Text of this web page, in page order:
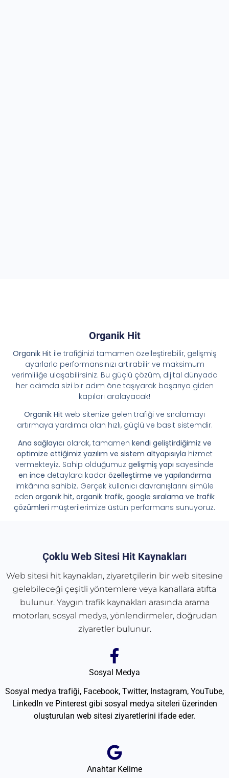
Organik Hit
Organik Hit ile trafiğinizi tamamen özelleştirebilir, gelişmiş
ayarlarla performansınızı artırabilir ve maksimum
verimliliğe ulaşabilirsiniz. Bu güçlü çözüm, dijital dünyada
her adımda sizi bir adım öne taşıyarak başarıya giden
kapıları aralayacak!
Organik Hit web sitenize gelen trafiği ve sıralamayı
artırmaya yardımcı olan hızlı, güçlü ve basit sistemdir.
Ana sağlayıcı olarak, tamamen kendi geliştirdiğimiz ve
optimize ettiğimiz yazılım ve sistem altyapısıyla hizmet
vermekteyiz. Sahip olduğumuz gelişmiş yapı sayesinde
en ince detaylara kadar özelleştirme ve yapılandırma
imkânına sahibiz. Gerçek kullanıcı davranışlarını simüle
eden organik hit, organik trafik, google sıralama ve trafik
çözümleri müşterilerimize üstün performans sunuyoruz.
Çoklu Web Sitesi Hit Kaynakları
Web sitesi hit kaynakları, ziyaretçilerin bir web sitesine
gelebileceği çeşitli yöntemlere veya kanallara atıfta
bulunur. Yaygın trafik kaynakları arasında arama
motorları, sosyal medya, yönlendirmeler, doğrudan
ziyaretler bulunur.
Sosyal Medya
Sosyal medya trafiği, Facebook, Twitter, Instagram, YouTube,
LinkedIn ve Pinterest gibi sosyal medya siteleri üzerinden
oluşturulan web sitesi ziyaretlerini ifade eder.
Anahtar Kelime